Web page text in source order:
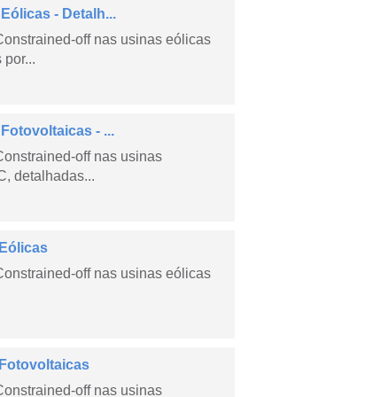
- Detalh...
off nas usinas eólicas
- ...
off nas usinas
detalhadas...
off nas usinas eólicas
off nas usinas